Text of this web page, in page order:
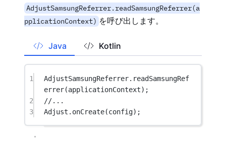
AdjustSamsungReferrer.readSamsungReferrer(a
pplicationContext) を呼び出します。
Java Kotlin
1 AdjustSamsungReferrer. readSamsungRef
errer(applicationContext);
2
//...
3
Adjust. onCreate(config);